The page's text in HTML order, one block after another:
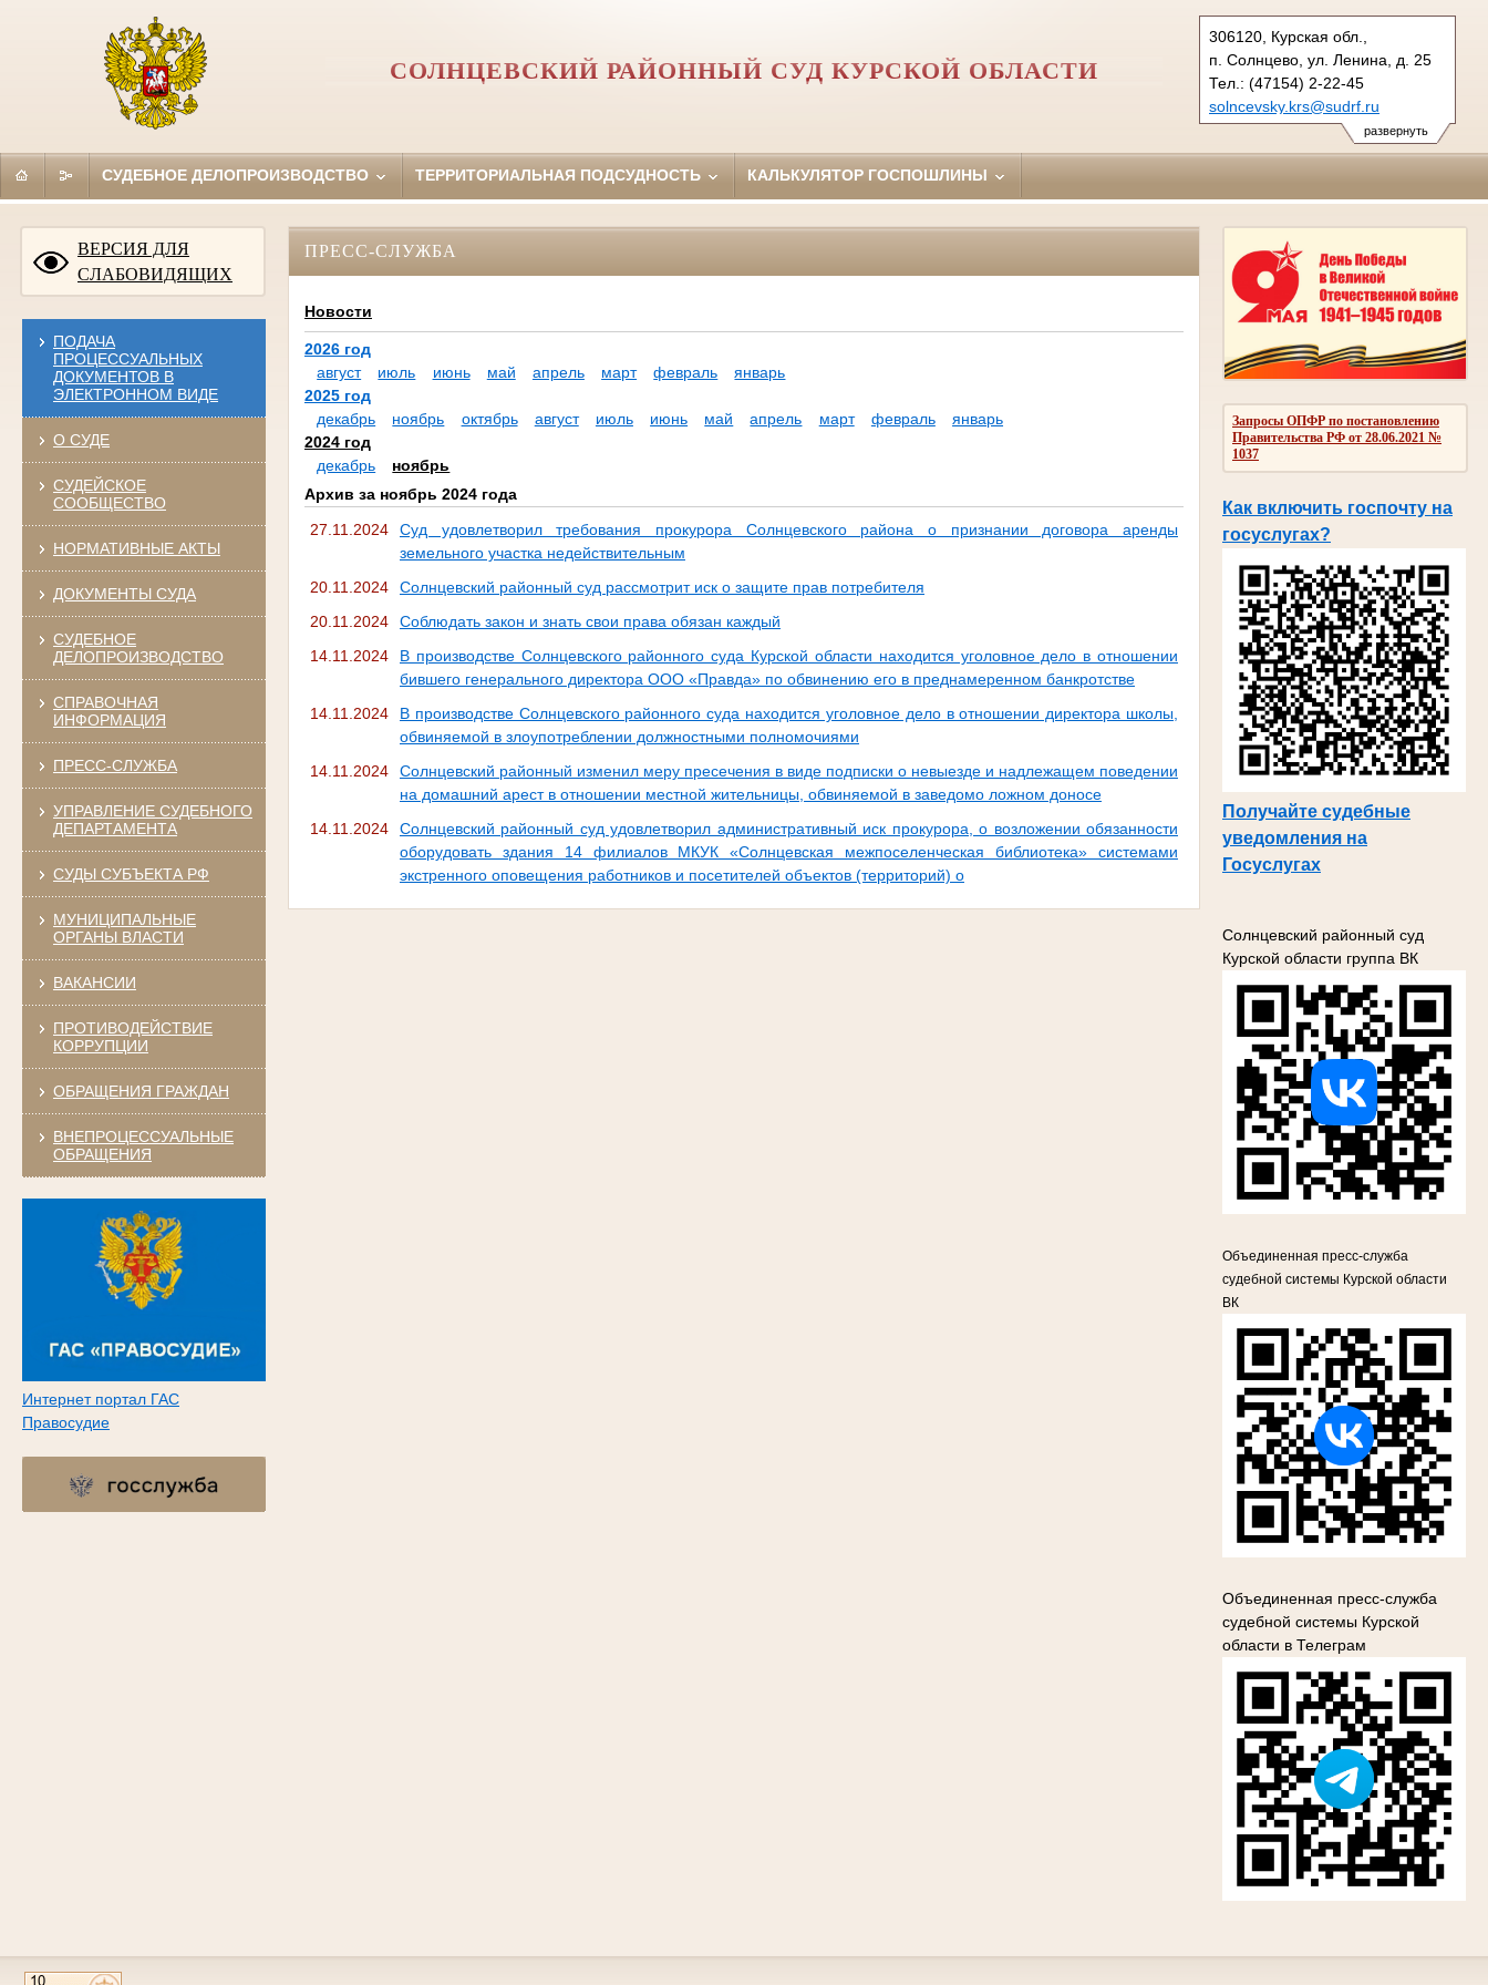
развернуть
306120, Курская обл.,
п. Солнцево, ул. Ленина, д. 25
Тел.: (47154) 2-22-45
solncevsky.krs@sudrf.ru
СОЛНЦЕВСКИЙ РАЙОННЫЙ СУД КУРСКОЙ ОБЛАСТИ
СУДЕБНОЕ ДЕЛОПРОИЗВОДСТВО ТЕРРИТОРИАЛЬНАЯ ПОДСУДНОСТЬ КАЛЬКУЛЯТОР ГОСПОШЛИНЫ
ВЕРСИЯ ДЛЯ
СЛАБОВИДЯЩИХ
ПОДАЧА
ПРОЦЕССУАЛЬНЫХ
ДОКУМЕНТОВ В
ЭЛЕКТРОННОМ ВИДЕ
О СУДЕ
СУДЕЙСКОЕ
СООБЩЕСТВО
НОРМАТИВНЫЕ АКТЫ
ДОКУМЕНТЫ СУДА
СУДЕБНОЕ
ДЕЛОПРОИЗВОДСТВО
СПРАВОЧНАЯ
ИНФОРМАЦИЯ
ПРЕСС-СЛУЖБА
УПРАВЛЕНИЕ СУДЕБНОГО
ДЕПАРТАМЕНТА
СУДЫ СУБЪЕКТА РФ
МУНИЦИПАЛЬНЫЕ
ОРГАНЫ ВЛАСТИ
ВАКАНСИИ
ПРОТИВОДЕЙСТВИЕ
КОРРУПЦИИ
ОБРАЩЕНИЯ ГРАЖДАН
ВНЕПРОЦЕССУАЛЬНЫЕ
ОБРАЩЕНИЯ
Интернет портал ГАС
Правосудие
Запросы ОПФР по постановлению
Правительства РФ от 28.06.2021 №
1037
Как включить госпочту на
госуслугах?
Получайте судебные
уведомления на
Госуслугах
Солнцевский районный суд
Курской области группа ВК
Объединенная пресс-служба
судебной системы Курской области
ВК
Объединенная пресс-служба
судебной системы Курской
области в Телеграм
ПРЕСС-СЛУЖБА
Новости
2026 год
август
июль июнь май апрель март февраль
январь
2025 год
декабрь
ноябрь октябрь август июль июнь май апрель март февраль
январь
2024 год
декабрь
ноябрь
Архив за ноябрь 2024 года
27.11.2024
Суд удовлетворил требования прокурора Солнцевского района о признании договора аренды
земельного участка недействительным
20.11.2024
Солнцевский районный суд рассмотрит иск о защите прав потребителя
20.11.2024
Соблюдать закон и знать свои права обязан каждый
14.11.2024
В производстве Солнцевского районного суда Курской области находится уголовное дело в отношении
бившего генерального директора ООО «Правда» по обвинению его в преднамеренном банкротстве
14.11.2024
В производстве Солнцевского районного суда находится уголовное дело в отношении директора школы,
обвиняемой в злоупотреблении должностными полномочиями
14.11.2024
Солнцевский районный изменил меру пресечения в виде подписки о невыезде и надлежащем поведении
на домашний арест в отношении местной жительницы, обвиняемой в заведомо ложном доносе
14.11.2024
Солнцевский районный суд удовлетворил административный иск прокурора, о возложении обязанности
оборудовать здания 14 филиалов МКУК «Солнцевская межпоселенческая библиотека» системами
экстренного оповещения работников и посетителей объектов (территорий) о